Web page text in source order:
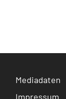
Mediadaten
Impressum